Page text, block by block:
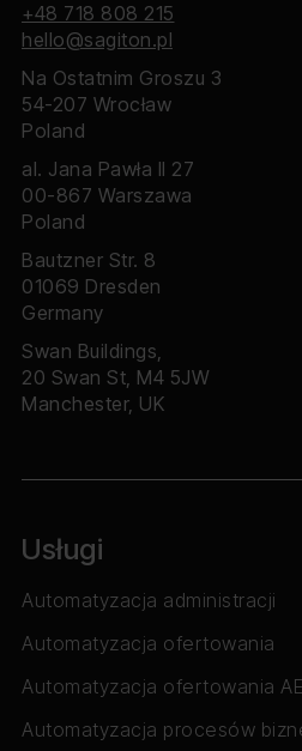
+48 718 808 215
hello@sagiton.pl
Na Ostatnim Groszu 3
54-207 Wrocław
Poland
al. Jana Pawła II 27
00-867 Warszawa
Poland
Bautzner Str. 8
01069 Dresden
Germany
Swan Buildings,
20 Swan St, M4 5JW
Manchester, UK
Usługi
Automatyzacja administracji
Automatyzacja ofertowania
Automatyzacja ofertowania
Automatyzacja procesów